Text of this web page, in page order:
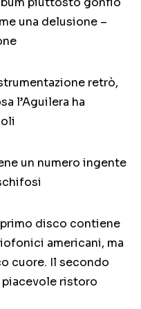
una delusione –
retrò,
l’Aguilera ha
un numero ingente
disco contiene
americani, ma
cuore. Il secondo
ristoro